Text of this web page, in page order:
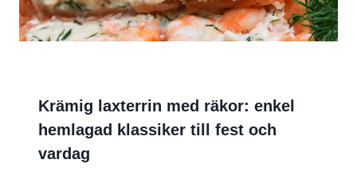
Krämig laxterrin med räkor: enkel
hemlagad klassiker till fest och
vardag